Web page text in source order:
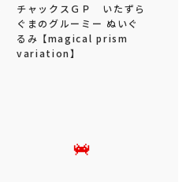
チャックスＧＰ いたずら
ぐまのグルーミー ぬいぐ
るみ 【magical prism
variation】